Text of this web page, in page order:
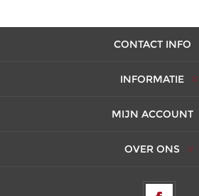
CONTACT INFO
INFORMATIE
MIJN ACCOUNT
OVER ONS